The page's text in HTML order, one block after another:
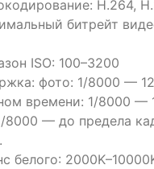
H.264,
битрейт
ISO: 100–3200
фото: 1/8000 —
времени: 1/8000 —
8000 — до предела
белого: